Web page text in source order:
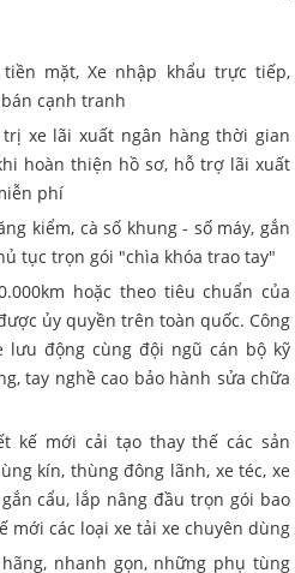
mặt, Xe nhập khẩu trực tiếp,
cạnh tranh
xe lãi xuất ngân hàng thời gian
hoàn thiện hồ sơ, hỗ trợ lãi xuất
phí
kiểm, cà số khung - số máy, gắn
tục trọn gói "chìa khóa trao tay"
hoặc theo tiêu chuẩn của
ủy quyền trên toàn quốc. Công
lưu động cùng đội ngũ cán bộ kỹ
tay nghề cao bảo hành sửa chữa
kế mới cải tạo thay thế các sản
kín, thùng đông lãnh, xe téc, xe
cẩu, lắp nâng đầu trọn gói bao
mới các loại xe tải xe chuyên dùng
nhanh gọn, những phụ tùng